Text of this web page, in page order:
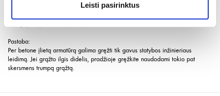
Leisti pasirinktus
Pastaba:
Per betone įlietą armatūrą galima gręžti tik gavus statybos inžinieriaus
leidimą. Jei grąžto ilgis didelis, pradžioje gręžkite naudodami tokio pat
skersmens trumpą grąžtą.